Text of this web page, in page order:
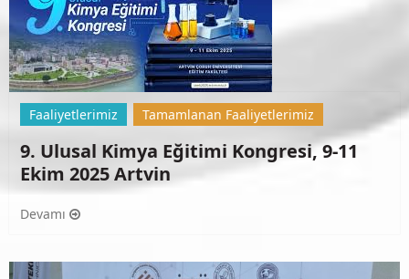
Faaliyetlerimiz Tamamlanan Faaliyetlerimiz
9. Ulusal Kimya Eğitimi Kongresi, 9-11
Ekim 2025 Artvin
Devamı